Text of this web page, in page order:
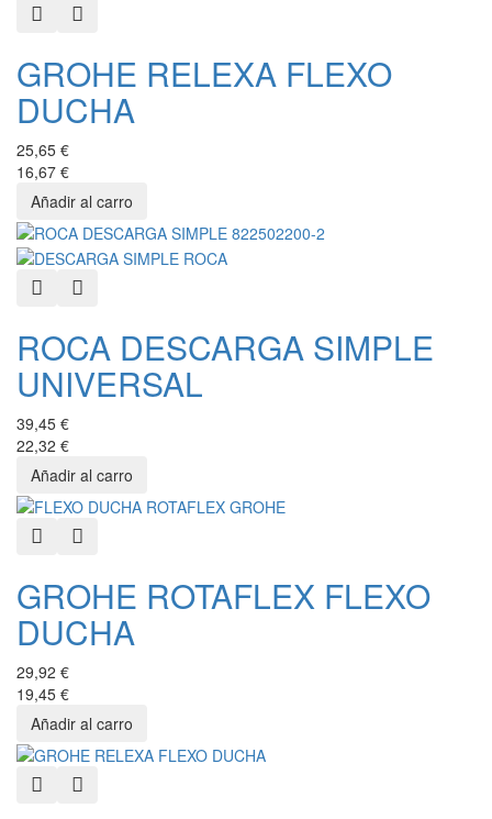
Quick View
GROHE RELEXA FLEXO
DUCHA
25,65 €
16,67 €
Quick View
ROCA DESCARGA SIMPLE
UNIVERSAL
39,45 €
22,32 €
Quick View
GROHE ROTAFLEX FLEXO
DUCHA
29,92 €
19,45 €
Quick View